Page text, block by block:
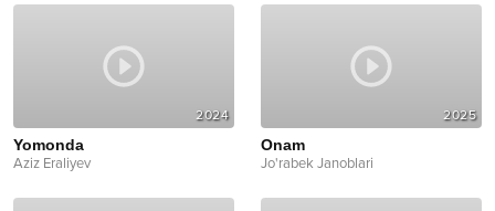
2024
Yomonda
Aziz Eraliyev
2025
Onam
Jo'rabek Janoblari